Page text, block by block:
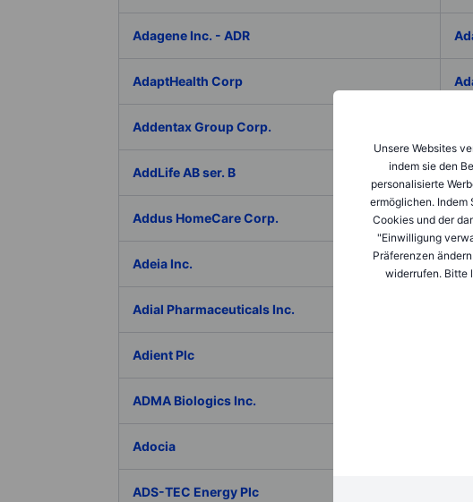
Unsere Websites
indem sie den
personalisierte
ermöglichen. Indem
Cookies und der
"Einwilligung
Präferenzen
widerrufen. Bitte
Adagene Inc. - ADR
AdaptHealth Corp
Addentax Group Corp.
AddLife AB ser. B
Addus HomeCare Corp.
Adeia Inc.
Adial Pharmaceuticals Inc.
Adient Plc
ADMA Biologics Inc.
Adocia
ADS-TEC Energy Plc